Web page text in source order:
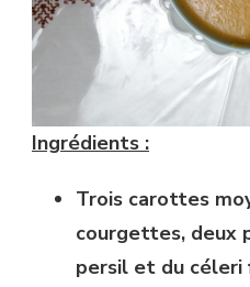
Ingrédients :
Trois carottes
courgettes, deux
persil et du céleri